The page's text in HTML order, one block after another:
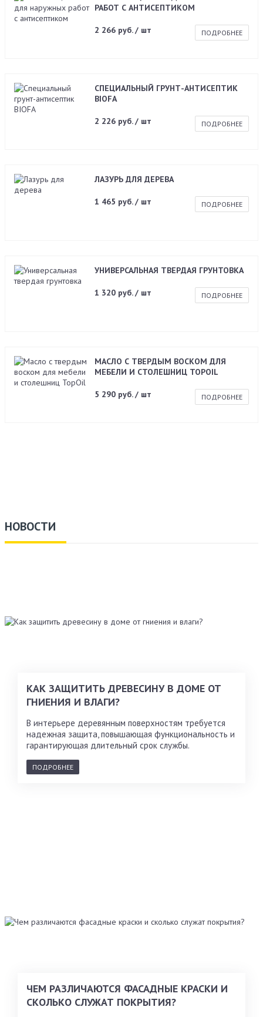
РАБОТ С АНТИСЕПТИКОМ
2 266 руб. / шт ПОДРОБНЕЕ
СПЕЦИАЛЬНЫЙ ГРУНТ-АНТИСЕПТИК
BIOFA
2 226 руб. / шт ПОДРОБНЕЕ
ЛАЗУРЬ ДЛЯ ДЕРЕВА
1 465 руб. / шт ПОДРОБНЕЕ
УНИВЕРСАЛЬНАЯ ТВЕРДАЯ ГРУНТОВКА
1 320 руб. / шт ПОДРОБНЕЕ
МАСЛО С ТВЕРДЫМ ВОСКОМ ДЛЯ
МЕБЕЛИ И СТОЛЕШНИЦ TOPOIL
5 290 руб. / шт ПОДРОБНЕЕ
НОВОСТИ
КАК ЗАЩИТИТЬ ДРЕВЕСИНУ В ДОМЕ ОТ
ГНИЕНИЯ И ВЛАГИ?
В интерьере деревянным поверхностям требуется
надежная защита, повышающая функциональность и
гарантирующая длительный срок службы.
ПОДРОБНЕЕ
ЧЕМ РАЗЛИЧАЮТСЯ ФАСАДНЫЕ КРАСКИ И
СКОЛЬКО СЛУЖАТ ПОКРЫТИЯ?